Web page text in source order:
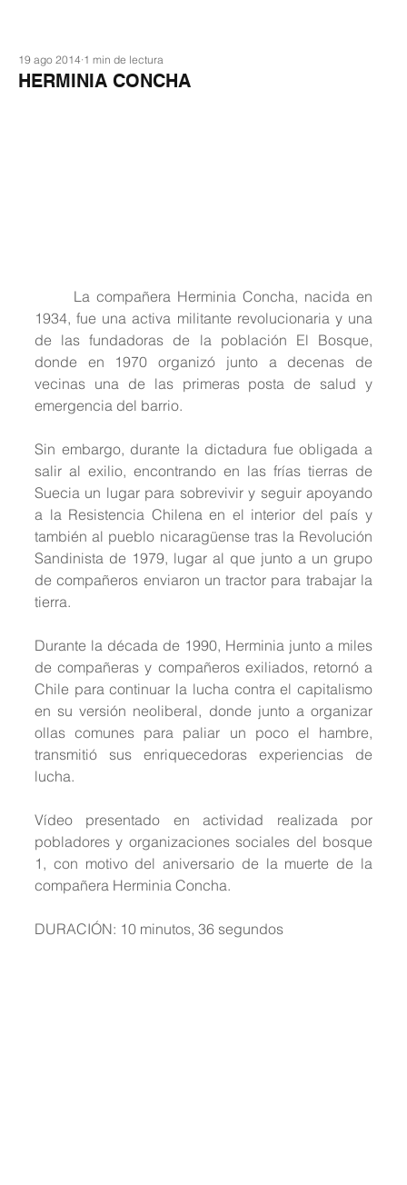
HERMINIA CONCHA
19 ago 2014 1 min de lectura
1934, fue una activa militante revolucionaria y una
de las fundadoras de la población El Bosque,
donde en 1970 organizó junto a decenas de
vecinas una de las primeras posta de salud y
emergencia del barrio.
Sin embargo, durante la dictadura fue obligada a
salir al exilio, encontrando en las frías tierras de
Suecia un lugar para sobrevivir y seguir apoyando
a la Resistencia Chilena en el interior del país y
también al pueblo nicaragüense tras la Revolución
Sandinista de 1979, lugar al que junto a un grupo
de compañeros enviaron un tractor para trabajar la
tierra.
Durante la década de 1990, Herminia junto a miles
de compañeras y compañeros exiliados, retornó a
Chile para continuar la lucha contra el capitalismo
en su versión neoliberal, donde junto a organizar
ollas comunes para paliar un poco el hambre,
transmitió sus enriquecedoras experiencias de
lucha.
Vídeo presentado en actividad realizada por
pobladores y organizaciones sociales del bosque
1, con motivo del aniversario de la muerte de la
compañera Herminia Concha.
DURACIÓN: 10 minutos, 36 segundos